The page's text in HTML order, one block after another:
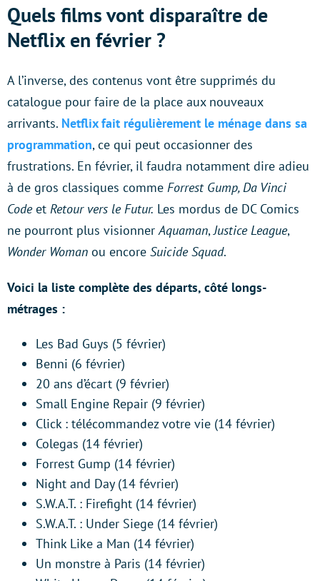
Quels films vont disparaître de
Netflix en février ?
A l’inverse, des contenus vont être supprimés du
catalogue pour faire de la place aux nouveaux
arrivants. Netflix fait régulièrement le ménage dans sa
programmation, ce qui peut occasionner des
frustrations. En février, il faudra notamment dire adieu
à de gros classiques comme Forrest Gump, Da Vinci
Codeet Retour vers le Futur. Les mordus de DC Comics
ne pourront plus visionner Aquaman, Justice League,
Wonder Woman ou encore Suicide Squad.
Voici la liste complète des départs, côté longs-
métrages :
Les Bad Guys (5 février)
Benni (6 février)
20 ans d’écart (9 février)
Small Engine Repair (9 février)
Click : télécommandez votre vie (14 février)
Colegas (14 février)
Forrest Gump (14 février)
Night and Day (14 février)
S.W.A.T. : Firefight (14 février)
S.W.A.T. : Under Siege (14 février)
Think Like a Man (14 février)
Un monstre à Paris (14 février)